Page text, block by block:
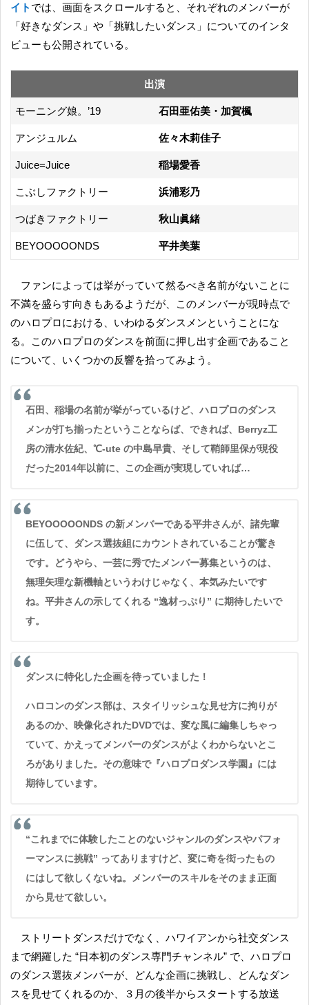
イト では、画面をスクロールすると、それぞれのメンバーが
「好きなダンス」や「挑戦したいダンス」についてのインタ
ビューも公開されている。
出演
モーニング娘。’19 石田亜佑美・加賀楓
アンジュルム 佐々木莉佳子
Juice=Juice 稲場愛香
こぶしファクトリー 浜浦彩乃
つばきファクトリー 秋山眞緒
BEYOOOOONDS 平井美葉
ファンによっては挙がっていて然るべき名前がないことに
不満を盛らす向きもあるようだが、このメンバーが現時点で
のハロプロにおける、いわゆるダンスメンということにな
る。このハロプロのダンスを前面に押し出す企画であること
について、いくつかの反響を拾ってみよう。
石田、稲場の名前が挙がっているけど、ハロプロのダンス
メンが打ち揃ったということならば、できれば、Berryz工
房の清水佐紀、℃-ute の中島早貴、そして鞘師里保が現役
だった2014年以前に、この企画が実現していれば…
BEYOOOOONDS の新メンバーである平井さんが、諸先輩
に伍して、ダンス選抜組にカウントされていることが驚き
です。どうやら、一芸に秀でたメンバー募集というのは、
無理矢理な新機軸というわけじゃなく、本気みたいです
ね。平井さんの示してくれる “逸材っぷり” に期待したいで
す。
ダンスに特化した企画を待っていました！
ハロコンのダンス部は、スタイリッシュな見せ方に拘りが
あるのか、映像化されたDVDでは、変な風に編集しちゃっ
ていて、かえってメンバーのダンスがよくわからないとこ
ろがありました。その意味で『ハロプロダンス学園』には
期待しています。
“これまでに体験したことのないジャンルのダンスやパフォ
ーマンスに挑戦” ってありますけど、変に奇を衒ったもの
にはして欲しくないね。メンバーのスキルをそのまま正面
から見せて欲しい。
ストリートダンスだけでなく、ハワイアンから社交ダンス
まで網羅した “日本初のダンス専門チャンネル” で、ハロプロ
のダンス選抜メンバーが、どんな企画に挑戦し、どんなダン
スを見せてくれるのか、３月の後半からスタートする放送